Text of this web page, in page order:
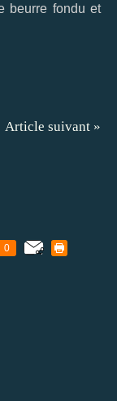
beurre fondu et
Article suivant »
0